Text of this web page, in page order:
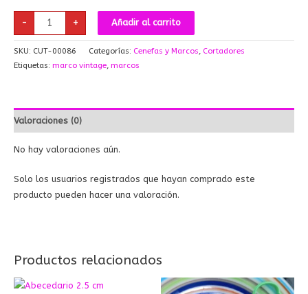
- + Añadir al carrito
SKU: CUT-00086 Categorías: Cenefas y Marcos, Cortadores
Etiquetas: marco vintage, marcos
Valoraciones (0)
No hay valoraciones aún.
Solo los usuarios registrados que hayan comprado este
producto pueden hacer una valoración.
Productos relacionados